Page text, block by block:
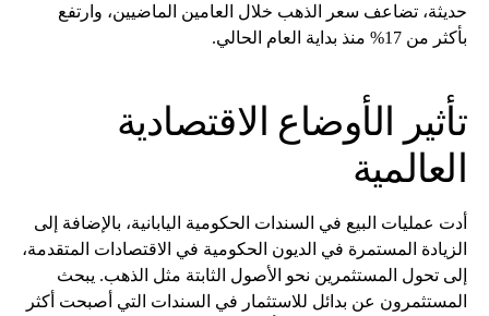
حديثة، تضاعف سعر الذهب خلال العامين الماضيين، وارتفع
بأكثر من 17% منذ بداية العام الحالي.
تأثير الأوضاع الاقتصادية
العالمية
أدت عمليات البيع في السندات الحكومية اليابانية، بالإضافة إلى
الزيادة المستمرة في الديون الحكومية في الاقتصادات المتقدمة،
إلى تحول المستثمرين نحو الأصول الثابتة مثل الذهب. يبحث
المستثمرون عن بدائل للاستثمار في السندات التي أصبحت أكثر